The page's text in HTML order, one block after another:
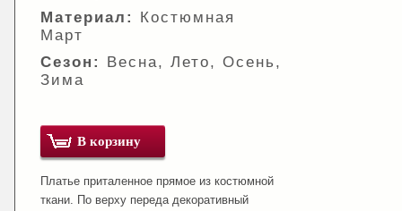
Материал:
Костюмная
Март
Сезон:
Весна, Лето, Осень,
Зима
В корзину
Платье приталенное прямое из костюмной
ткани. По верху переда декоративный